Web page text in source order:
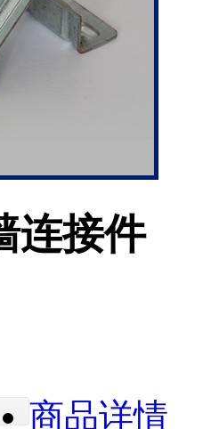
连接件
商品详情